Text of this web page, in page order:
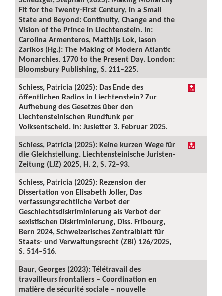
Fit for the Twenty-First Century, in a Small
State and Beyond: Continuity, Change and the
Vision of the Prince in Liechtenstein. In:
Carolina Armenteros, Matthijs Lok, Iason
Zarikos (Hg.): The Making of Modern Atlantic
Monarchies. 1770 to the Present Day. London:
Bloomsbury Publishing, S. 211–225.
Schiess, Patricia (2025): Das Ende des
öffentlichen Radios in Liechtenstein? Zur
Aufhebung des Gesetzes über den
Liechtensteinischen Rundfunk per
Volksentscheid. In: Jusletter 3. Februar 2025.
Schiess, Patricia (2025): Keine kurzen Wege für
die Gleichstellung. Liechtensteinische Juristen-
Zeitung (LJZ) 2025, H. 2, S. 72–93.
Schiess, Patricia (2025): Rezension der
Dissertation von Elisabeth Joller, Das
verfassungsrechtliche Verbot der
Geschlechtsdiskriminierung als Verbot der
sexistischen Diskriminierung, Diss. Fribourg,
Bern 2024, Schweizerisches Zentralblatt für
Staats- und Verwaltungsrecht (ZBl) 126/2025,
S. 514–516.
Baur, Georges (2023): Télétravail des
travailleurs frontaliers – Coordination en
matière de sécurité sociale – nouvelle